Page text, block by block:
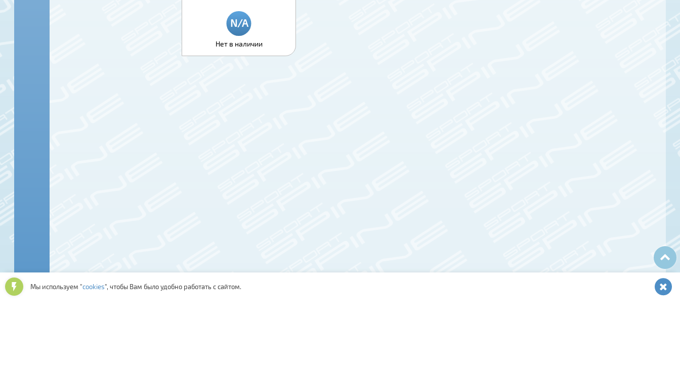
Нет в наличии
Мы используем "cookies", чтобы Вам было удобно работать с сайтом.